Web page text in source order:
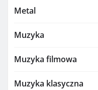
Metal
Muzyka
Muzyka filmowa
Muzyka klasyczna